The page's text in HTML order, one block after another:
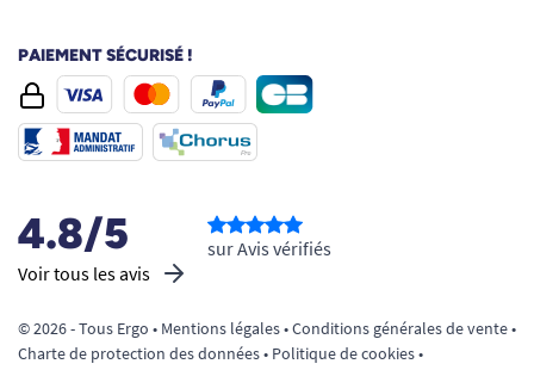
crème Silonda Sensitive est sélectionné pour sa
haute tolérance et son efficacité prouvée.
Avec Silonda Sensitive, préservez vos
mains :
De la sécheresse liée au lavage répété
Des irritations dues au froid, produits
ménagers, détergents, solvants
rugosité
PAIEMENT SÉCURISÉ !
4.8/5
Voir tous les avis
sur Avis vérifiés
© 2026 - Tous Ergo • Mentions légales•Conditions générales de vente•
Charte de protection des données• Politique de cookies•